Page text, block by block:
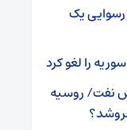
یک
را لغو کرد
نفت/ روسیه